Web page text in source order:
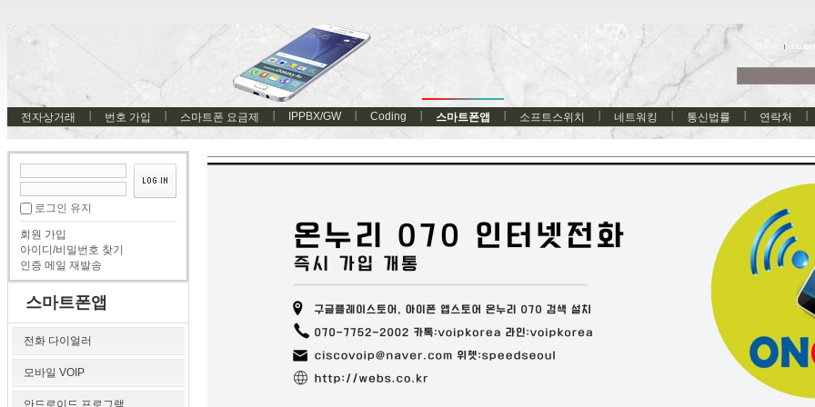
전자상거래 번호 가입 스마트폰 요금제 IPPBX/GW Coding 스마트폰앱 소프트스위치 네트워킹 통신법률 연락처
로그인 유지
회원 가입
아이디/비밀번호 찾기
인증 메일 재발송
스마트폰앱
전화 다이얼러
모바일 VOIP
안드로이드 프로그램